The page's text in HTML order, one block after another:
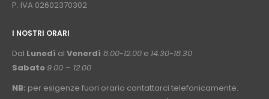
P. IVA 02602370302
I NOSTRI ORARI
Dal Lunedì al Venerdì 8.00-12.00 e 14.30-18.30
Sabato 9.00 – 12.00
NB: per esigenze fuori orario contattarci telefonicamente.